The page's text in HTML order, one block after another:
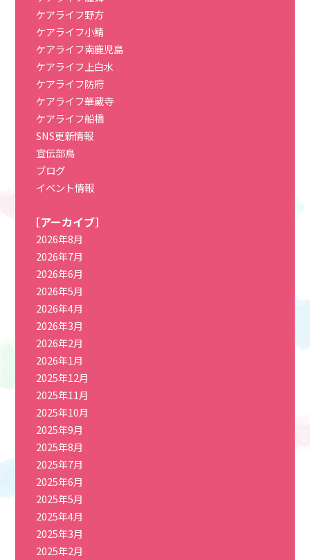
ケアライフ野方
ケアライフ小鯖
ケアライフ南鹿児島
ケアライフ上白水
ケアライフ防府
ケアライフ華蔵寺
ケアライフ船橋
SNS更新情報
宣伝部鳥
ブログ
イベント情報
［アーカイブ］
2026年8月
2026年7月
2026年6月
2026年5月
2026年4月
2026年3月
2026年2月
2026年1月
2025年12月
2025年11月
2025年10月
2025年9月
2025年8月
2025年7月
2025年6月
2025年5月
2025年4月
2025年3月
2025年2月